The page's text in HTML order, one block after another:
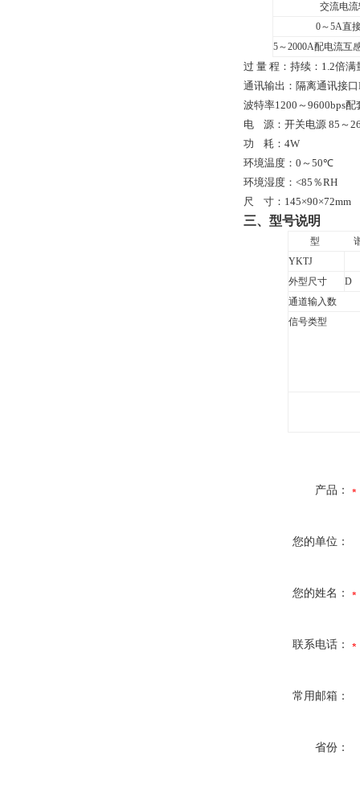
交流电
0～5A直
5～2000A配电流互
过 量 程：持续：1.2倍
通讯输出：隔离通讯接口
波特率1200 ～9600bps
电
源：开关电源 85 ～
功
耗： 4W
环境温度： 0 ～ 50℃
环境湿度： <85 ％RH
尺
寸： 145×90×72mm
三、型号说明
型
YKTJ
外型尺寸
D
通道输入数
信号类型
产品：
您的单位：
您的姓名：
联系电话：
常用邮箱：
省份：